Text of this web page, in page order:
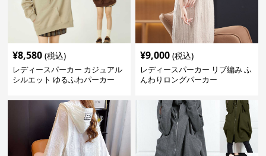
¥8,580 (税込)
レディースパーカー カジュアル
シルエット ゆるふわパーカー
¥9,000 (税込)
レディースパーカー リブ編み ふ
んわりロングパーカー